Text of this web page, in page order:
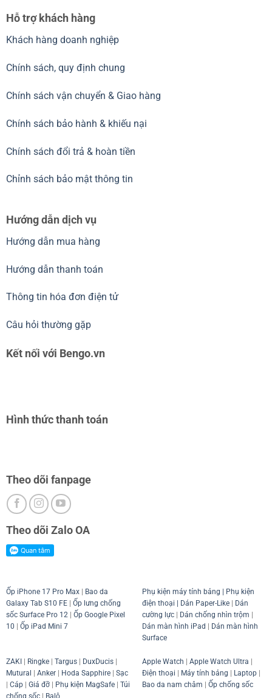
Hỗ trợ khách hàng
Khách hàng doanh nghiệp
Chính sách, quy định chung
Chính sách vận chuyển & Giao hàng
Chính sách bảo hành & khiếu nại
Chính sách đổi trả & hoàn tiền
Chỉnh sách bảo mật thông tin
Hướng dẫn dịch vụ
Hướng dẫn mua hàng
Hướng dẫn thanh toán
Thông tin hóa đơn điện tử
Câu hỏi thường gặp
Kết nối với Bengo.vn
Hình thức thanh toán
Theo dõi fanpage
Theo dõi Zalo OA
Ốp iPhone 17 Pro Max|
Bao da
Galaxy Tab S10 FE| Ốp lưng chống
sốc Surface Pro 12| Ốp Google Pixel
10
Ốp iPad Mini 7
Phụ kiện máy tính bảng
Phụ kiện
điện thoại | Dán Paper-Like|
Dán
cường lực| Dán chống nhìn trộm
Dán màn hình iPad
Dán màn hình
Surface
ZAKI| Ringke| Targus| DuxDucis|
Mutural | Anker| Hoda Sapphire| Sạc
| Cáp| Giá đỡ| Phụ kiện MagSafe| Túi
chống sốc| Balô
Apple Watch | Apple Watch Ultra |
Điện thoại | Máy tính bảng | Laptop|
Bao da nam châm | Ốp chống sốc